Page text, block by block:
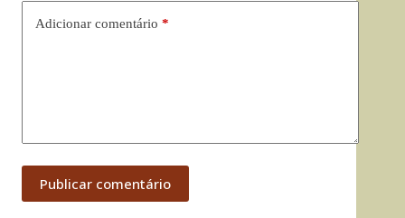
Adicionar comentário *
Publicar comentário